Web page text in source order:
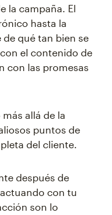
la campaña. El
hasta la
qué tan bien se
el contenido de
con las promesas
allá de la
puntos de
del cliente.
después de
con tu
son lo